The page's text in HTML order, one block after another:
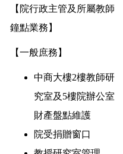
【院行政主管及所屬教師
鐘點業務】
【一般庶務】
中商大樓2樓教師研
究室及5樓院辦公室
財產盤點維護
院受捐贈窗口